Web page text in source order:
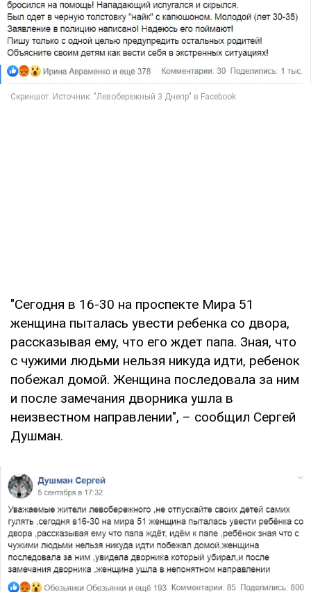
"Сегодня в 16-30 на проспекте Мира 51
женщина пыталась увести ребенка со двора,
рассказывая ему, что его ждет папа. Зная, что
с чужими людьми нельзя никуда идти, ребенок
побежал домой. Женщина последовала за ним
и после замечания дворника ушла в
неизвестном направлении", – сообщил Сергей
Душман.